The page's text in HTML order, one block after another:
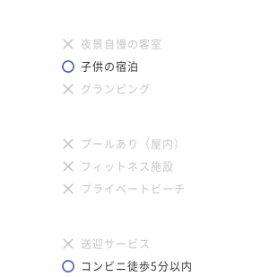
夜景自慢の客室
子供の宿泊
グランピング
プールあり（屋内）
フィットネス施設
プライベートビーチ
送迎サービス
コンビニ徒歩5分以内